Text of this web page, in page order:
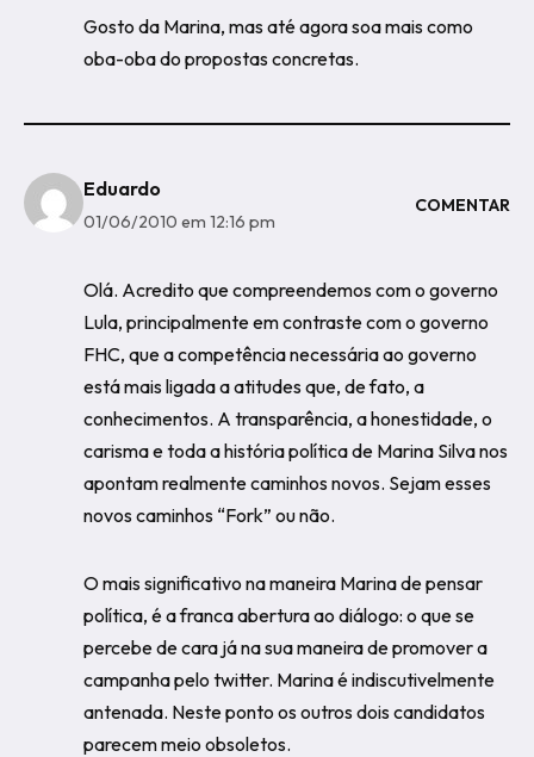
Gosto da Marina, mas até agora soa mais como
oba-oba do propostas concretas.
Eduardo
01/06/2010 em 12:16 pm
COMENTAR
Olá. Acredito que compreendemos com o governo
Lula, principalmente em contraste com o governo
FHC, que a competência necessária ao governo
está mais ligada a atitudes que, de fato, a
conhecimentos. A transparência, a honestidade, o
carisma e toda a história política de Marina Silva nos
apontam realmente caminhos novos. Sejam esses
novos caminhos “Fork” ou não.
O mais significativo na maneira Marina de pensar
política, é a franca abertura ao diálogo: o que se
percebe de cara já na sua maneira de promover a
campanha pelo twitter. Marina é indiscutivelmente
antenada. Neste ponto os outros dois candidatos
parecem meio obsoletos.